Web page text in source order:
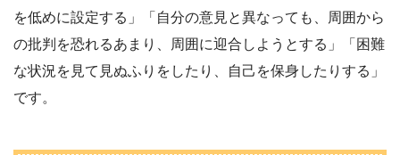
を低めに設定する」「自分の意見と異なっても、周囲から
の批判を恐れるあまり、周囲に迎合しようとする」「困難
な状況を見て見ぬふりをしたり、自己を保身したりする」
です。